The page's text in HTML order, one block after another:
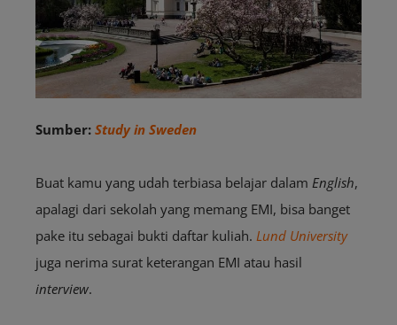
Sumber: Study in Sweden
Buat kamu yang udah terbiasa belajar dalam English,
apalagi dari sekolah yang memang EMI, bisa banget
pake itu sebagai bukti daftar kuliah. Lund University
juga nerima surat keterangan EMI atau hasil
interview.